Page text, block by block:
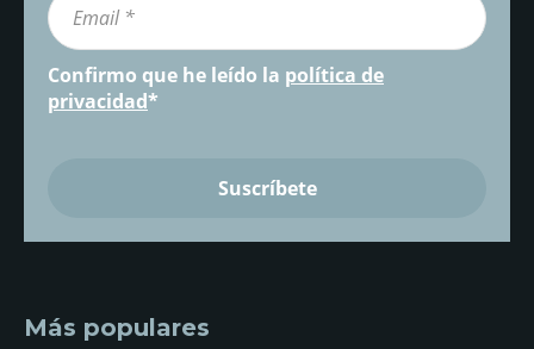
Confirmo que he leído la política de
privacidad*
Más populares